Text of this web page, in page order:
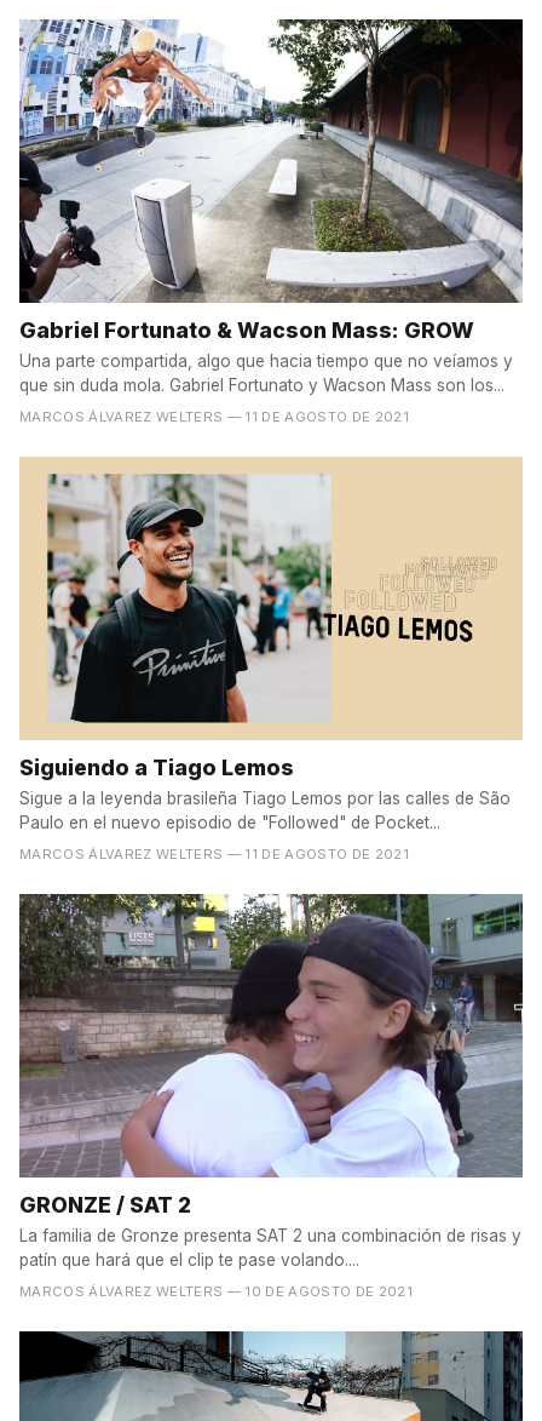
Gabriel Fortunato & Wacson Mass: GROW
Una parte compartida, algo que hacia tiempo que no veíamos y
que sin duda mola. Gabriel Fortunato y Wacson Mass son los...
MARCOS ÁLVAREZ WELTERS — 11 DE AGOSTO DE 2021
Siguiendo a Tiago Lemos
Sigue a la leyenda brasileña Tiago Lemos por las calles de São
Paulo en el nuevo episodio de "Followed" de Pocket...
MARCOS ÁLVAREZ WELTERS — 11 DE AGOSTO DE 2021
GRONZE / SAT 2
La familia de Gronze presenta SAT 2 una combinación de risas y
patín que hará que el clip te pase volando....
MARCOS ÁLVAREZ WELTERS — 10 DE AGOSTO DE 2021